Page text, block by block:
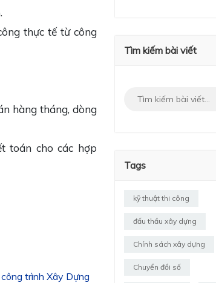
thực tế từ công
hàng tháng, dòng
toán cho các hợp
trình Xây Dựng
Tìm kiếm bài viết
Tags
kỹ thuật thi công
đấu thầu xây dựng
Chính sách xây dựng
Chuyển đổi số